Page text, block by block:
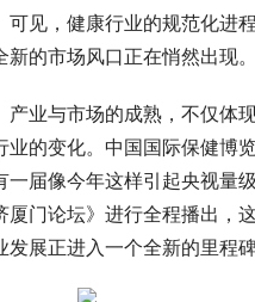
可见，健康行业的规范化进
新的市场风口正在悄然出现。
产业与市场的成熟，不仅体
业的变化。中国国际保健博
一届像今年这样引起央视量
厦门论坛》进行全程播出，
发展正进入一个全新的里程碑